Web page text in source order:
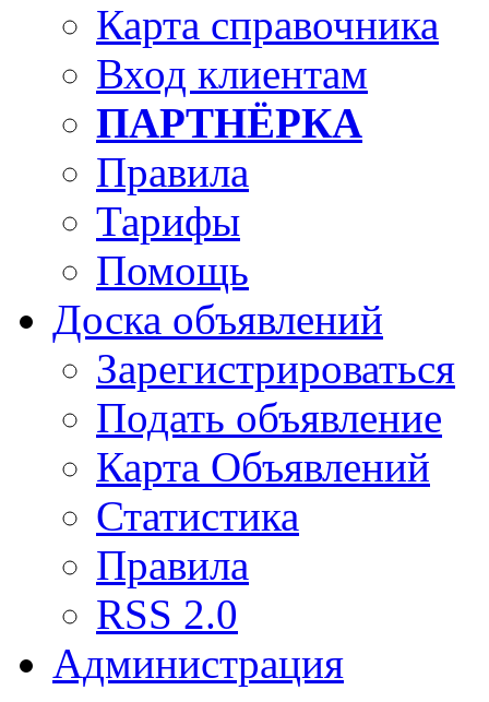
Карта справочника
Вход клиентам
ПАРТНЁРКА
Правила
Тарифы
Помощь
Доска объявлений
Зарегистрироваться
Подать объявление
Карта Объявлений
Статистика
Правила
RSS 2.0
Администрация